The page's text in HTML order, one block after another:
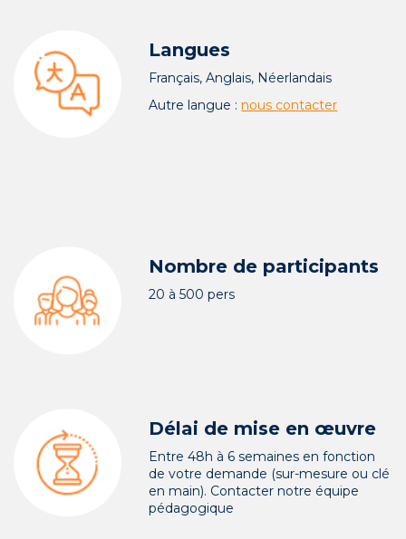
Langues
Français, Anglais, Néerlandais
Autre langue : nous contacter
Nombre de participants
20 à 500 pers
Délai de mise en œuvre
Entre 48h à 6 semaines en fonction
de votre demande (sur-mesure ou clé
en main). Contacter notre équipe
pédagogique